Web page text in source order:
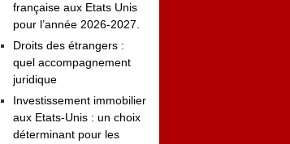
française aux Etats Unis
pour l’année 2026-2027.
Droits des étrangers :
quel accompagnement
juridique
Investissement immobilier
aux Etats-Unis : un choix
déterminant pour les